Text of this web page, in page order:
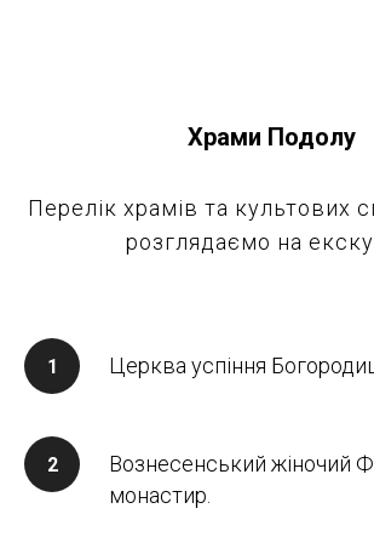
Храми Подолу
Перелік храмів та культових
розглядаємо на
Церква успіння
Вознесенський жіночий
монастир.